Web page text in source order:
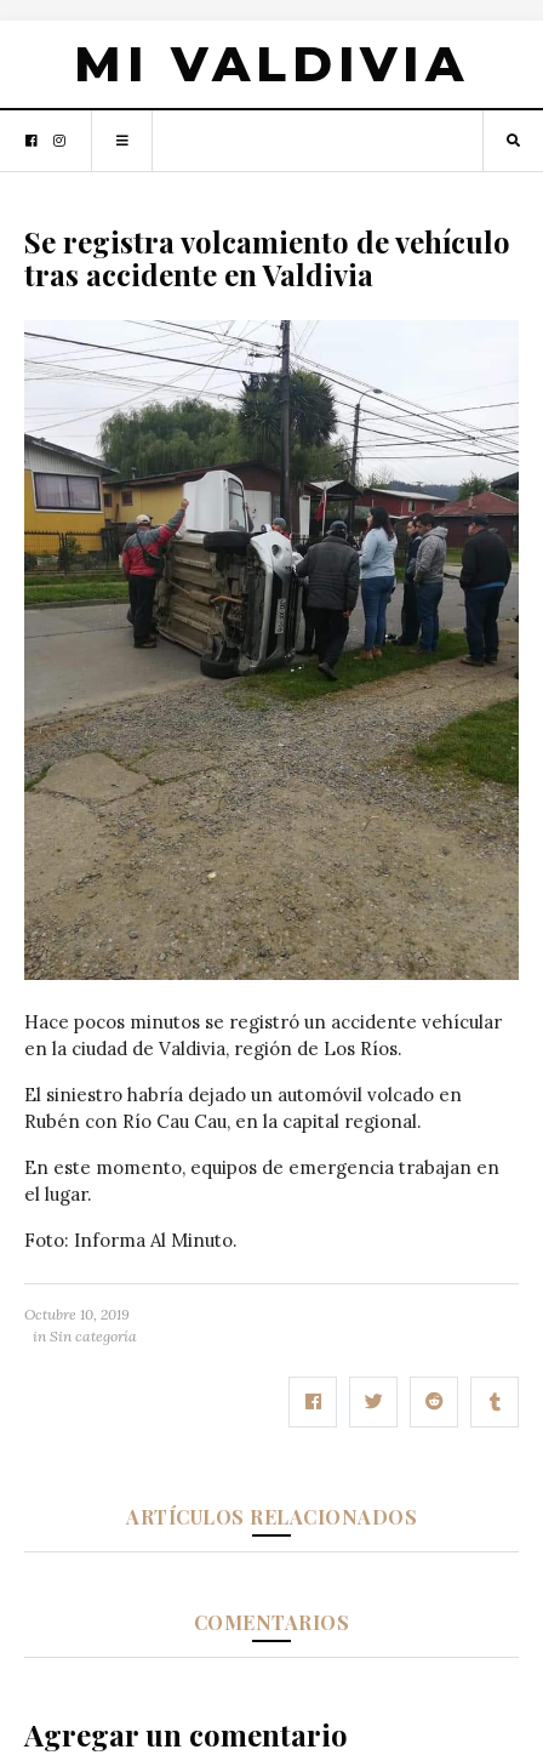
MI VALDIVIA
Se registra volcamiento de vehículo
tras accidente en Valdivia
Hace pocos minutos se registró un accidente vehícular
en la ciudad de Valdivia, región de Los Ríos.
El siniestro habría dejado un automóvil volcado en
Rubén con Río Cau Cau, en la capital regional.
En este momento, equipos de emergencia trabajan en
el lugar.
Foto: Informa Al Minuto.
Octubre 10, 2019
in Sin categoría
ARTÍCULOS RELACIONADOS
COMENTARIOS
Agregar un comentario